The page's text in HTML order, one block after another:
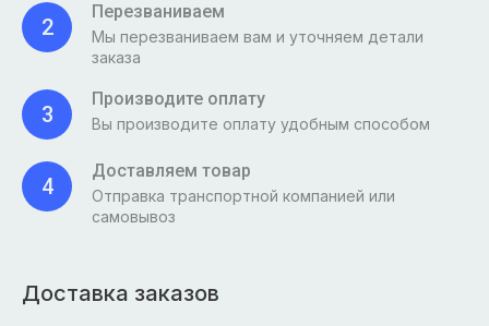
2
Перезваниваем
Мы перезваниваем вам и уточняем детали
заказа
3
Производите оплату
Вы производите оплату удобным способом
4
Доставляем товар
Отправка транспортной компанией или
самовывоз
Доставка заказов